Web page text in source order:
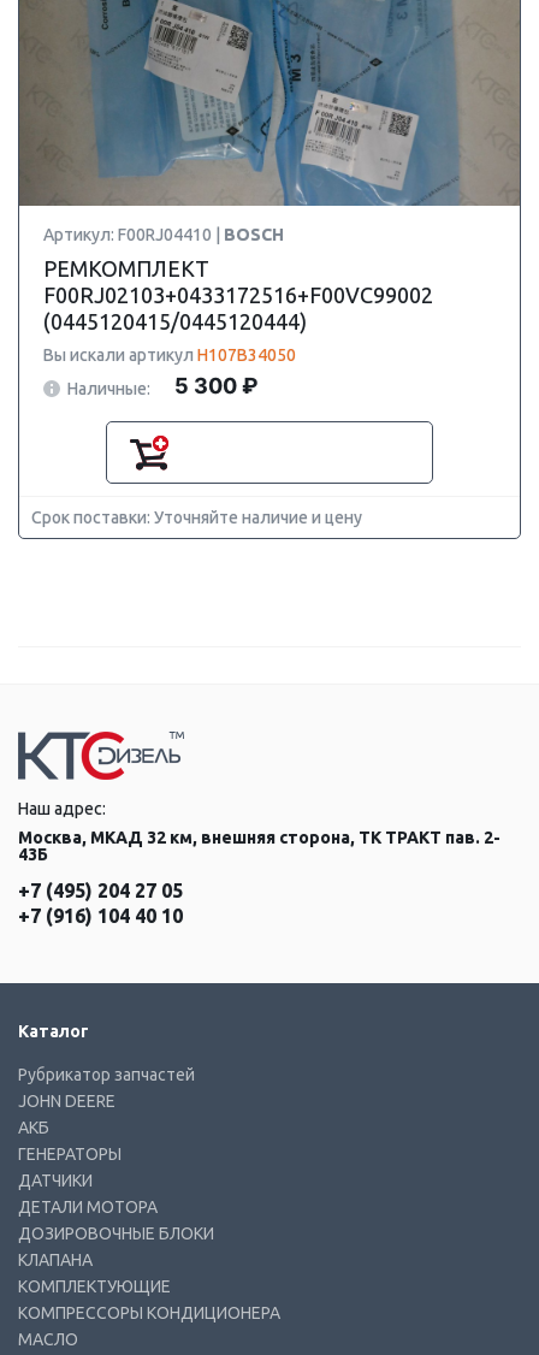
Артикул: F00RJ04410 | BOSCH
РЕМКОМПЛЕКТ
F00RJ02103+0433172516+F00VC99002
(0445120415/0445120444)
Вы искали артикул H107B34050
Наличные:
5 300 ₽
Срок поставки: Уточняйте наличие и цену
Наш адрес:
Москва, МКАД 32 км, внешняя сторона, ТК ТРАКТ пав. 2-
43Б
+7 (495) 204 27 05
+7 (916) 104 40 10
Каталог
Рубрикатор запчастей
JOHN DEERE
АКБ
ГЕНЕРАТОРЫ
ДАТЧИКИ
ДЕТАЛИ МОТОРА
ДОЗИРОВОЧНЫЕ БЛОКИ
КЛАПАНА
КОМПЛЕКТУЮЩИЕ
КОМПРЕССОРЫ КОНДИЦИОНЕРА
МАСЛО